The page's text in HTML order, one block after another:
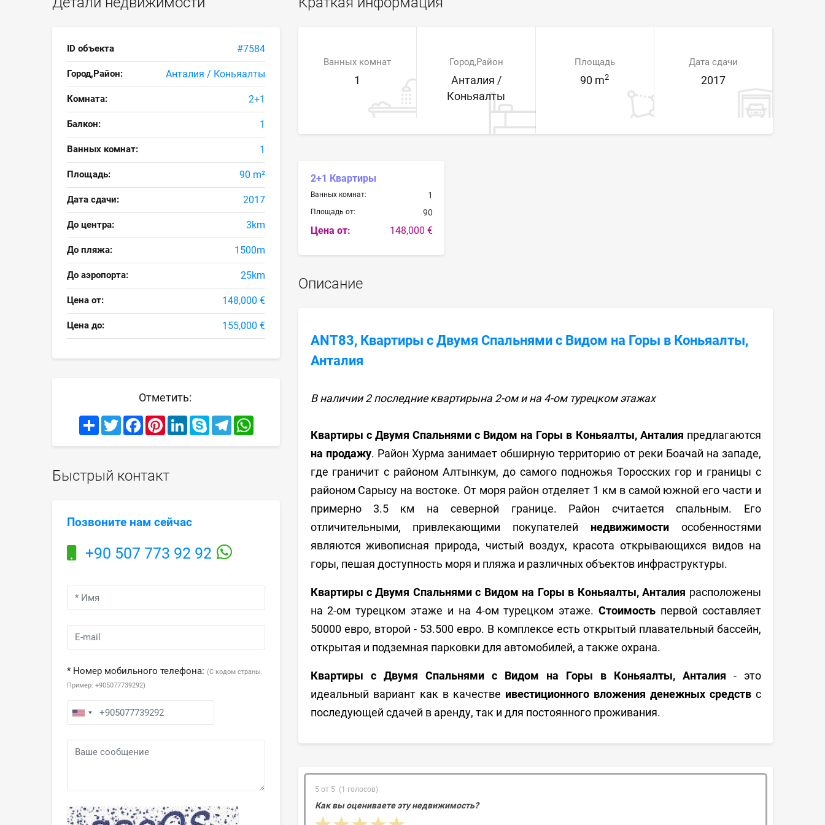
ID объекта #7584
Город,Район: Анталия / Коньяалты
Комната: 2+1
Балкон: 1
Ванных комнат: 1
Площадь: 90 m²
Дата сдачи: 2017
До центра: 3km
До пляжа: 1500m
До аэропорта: 25km
Цена от: 148,000 €
Цена до: 155,000 €
Отметить:
ShareTwitterFacebookPinterestLinkedInSkypeTelegramWhatsApp
Быстрый контакт
Позвоните нам сейчас
+90 507 773 92 92
* Номер мобильного телефона: (С кодом страны.
Пример: +905077739292)
Ванных комнат
1
Город,Район
Анталия /
Коньяалты
Площадь
90 m2
Дата сдачи
2017
2+1 Квартиры
Ванных комнат: 1
Площадь от: 90
Цена от: 148,000 €
Описание
ANT83, Квартиры с Двумя Спальнями с Видом на Горы в Коньяалты,
Анталия
В наличии 2 последние квартирына 2-ом и на 4-ом турецком этажах
Квартиры с Двумя Спальнями с Видом на Горы в Коньяалты, Анталия предлагаются
на продажу. Район Хурма занимает обширную территорию от реки Боачай на западе,
где граничит с районом Алтынкум, до самого подножья Торосских гор и границы с
районом Сарысу на востоке. От моря район отделяет 1 км в самой южной его части и
примерно 3.5 км на северной границе. Район считается спальным. Его
отличительными, привлекающими покупателей недвижимостиособенностями
являются живописная природа, чистый воздух, красота открывающихся видов на
горы, пешая доступность моря и пляжа и различных объектов инфраструктуры.
Квартиры с Двумя Спальнями с Видом на Горы в Коньяалты, Анталия расположены
на 2-ом турецком этаже и на 4-ом турецком этаже.Стоимость первой составляет
50000 евро, второй - 53.500 евро. В комплексе есть открытый плавательный бассейн,
открытая и подземная парковки для автомобилей, а также охрана.
Квартиры с Двумя Спальнями с Видом на Горы в Коньяалты, Анталия - это
идеальный вариант как в качестве ивестиционного вложения денежных средствс
последующей сдачей в аренду, так и для постоянного проживания.
5 от 5 (1 голосов)
Как вы оцениваете эту недвижимость?